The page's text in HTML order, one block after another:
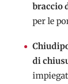
braccio
per le
di